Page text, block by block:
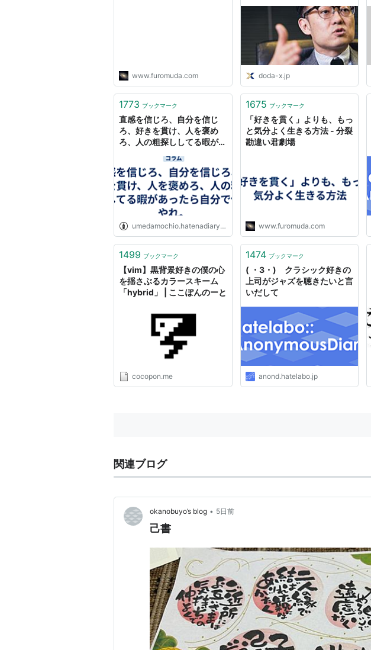
www.furomuda.com doda-x.jp
1773 ブックマーク
直感を信じろ、自分を信じ
ろ、好きを貫け、人を褒め
ろ、人の粗探ししてる暇があ
umedamochio.hatenadiary.org
1675 ブックマーク
「好きを貫く」よりも、もっ
と気分よく生きる方法 - 分裂
勘違い君劇場
www.furomuda.com
1499 ブックマーク
【vim】黒背景好きの僕の心
を揺さぶるカラースキーム
「hybrid」 | ここぽんのーと
cocopon.me
1474 ブックマーク
( ・3・) クラシック好きの
上司がジャズを聴きたいと言
いだして
anond.hatelabo.jp
関連ブログ
okanobuyo’s blog • 5日前
己書